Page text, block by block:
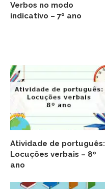
Verbos no modo
indicativo – 7º ano
Atividade de português:
Locuções verbais – 8º
ano